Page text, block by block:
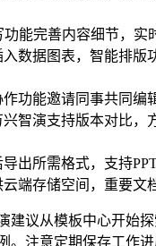
能完善内容细节，实
数据图表，智能排版
功能邀请同事共同编
智演支持版本对比，
出所需格式，支持
端存储空间，重要文
建议从模板中心开始
。注意定期保存工作